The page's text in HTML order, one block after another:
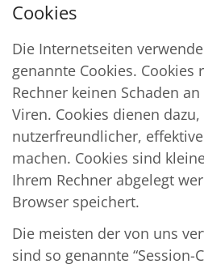
Cookies
Die Internetseiten
genannte Cookies. Cookies
Rechner keinen Schaden
Viren. Cookies dienen
nutzerfreundlicher,
machen. Cookies sind
Ihrem Rechner abgelegt
Browser speichert.
Die meisten der von uns
sind so genannte “Session-